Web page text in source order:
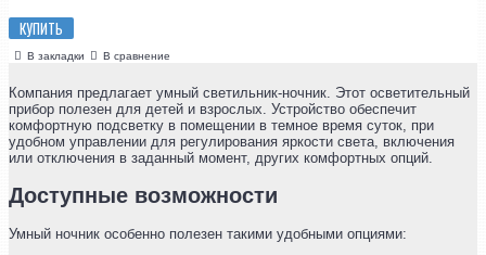
КУПИТЬ
В закладки В сравнение
Компания предлагает умный светильник-ночник. Этот осветительный
прибор полезен для детей и взрослых. Устройство обеспечит
комфортную подсветку в помещении в темное время суток, при
удобном управлении для регулирования яркости света, включения
или отключения в заданный момент, других комфортных опций.
Доступные возможности
Умный ночник особенно полезен такими удобными опциями: